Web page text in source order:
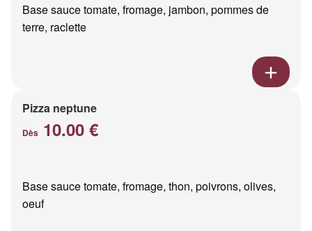
Base sauce tomate, fromage, jambon, pommes de
terre, raclette
Pizza neptune
Dès 10.00 €
Base sauce tomate, fromage, thon, poivrons, olives,
oeuf